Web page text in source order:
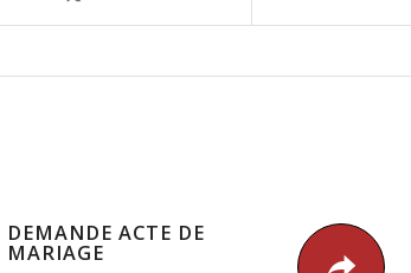
DEMANDE ACTE DE
MARIAGE